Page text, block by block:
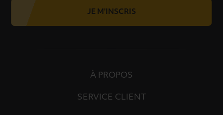
JE M'INSCRIS
À PROPOS
SERVICE CLIENT